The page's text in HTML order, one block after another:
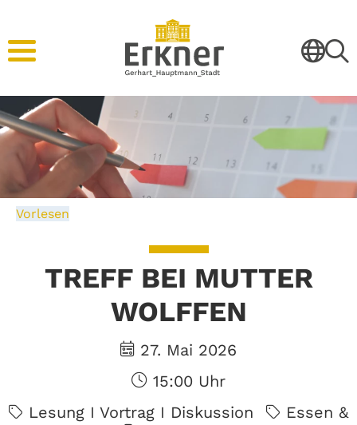
Vorlesen
TREFF BEI MUTTER
WOLFFEN
27. Mai 2026
15:00 Uhr
Lesung I Vortrag I Diskussion
Essen &